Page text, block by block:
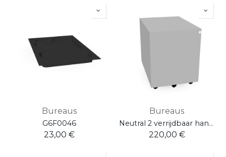
Bureaus
G6F0046
23,00 €
Bureaus
Neutral 2 verrijdbaar hangmap - 1x lade
220,00 €